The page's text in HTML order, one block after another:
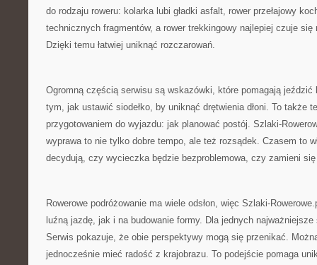
do rodzaju roweru: kolarka lubi gładki asfalt, rower przełajowy
technicznych fragmentów, a rower trekkingowy najlepiej czuje
Dzięki temu łatwiej uniknąć rozczarowań.
Ogromną częścią serwisu są wskazówki, które pomagają jeździć
tym, jak ustawić siodełko, by uniknąć drętwienia dłoni. To także
przygotowaniem do wyjazdu: jak planować postój. Szlaki-
wyprawa to nie tylko dobre tempo, ale też rozsądek. Czasem to
decydują, czy wycieczka będzie bezproblemowa, czy zamieni
Rowerowe podróżowanie ma wiele odsłon, więc Szlaki-
luźną jazdę, jak i na budowanie formy. Dla jednych
Serwis pokazuje, że obie perspektywy mogą się przenikać.
jednocześnie mieć radość z krajobrazu. To podejście pomaga